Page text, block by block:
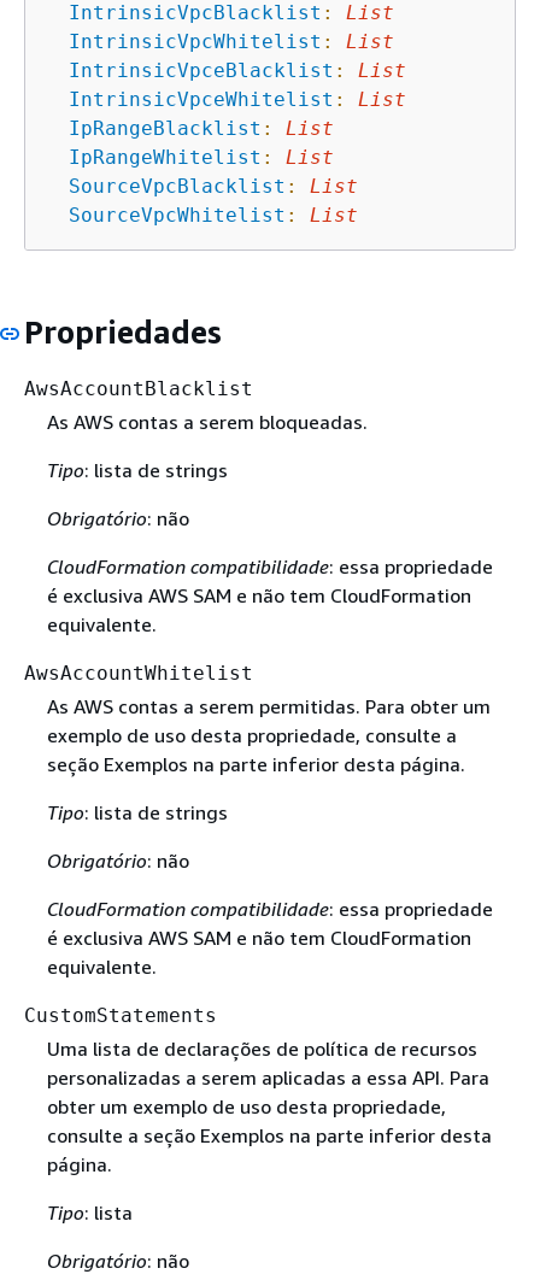
IntrinsicVpcBlacklist :
List
IntrinsicVpcWhitelist :
List
IntrinsicVpceBlacklist :
List
IntrinsicVpceWhitelist :
List
IpRangeBlacklist :
List
IpRangeWhitelist :
List
SourceVpcBlacklist :
List
SourceVpcWhitelist : List
Propriedades
AwsAccountBlacklist
As AWS contas a serem bloqueadas.
Tipo: lista de strings
Obrigatório: não
CloudFormation compatibilidade: essa propriedade
é exclusiva AWS SAM e não tem CloudFormation
equivalente.
AwsAccountWhitelist
As AWS contas a serem permitidas. Para obter um
exemplo de uso desta propriedade, consulte a
seção Exemplos na parte inferior desta página.
Tipo: lista de strings
Obrigatório: não
CloudFormation compatibilidade: essa propriedade
é exclusiva AWS SAM e não tem CloudFormation
equivalente.
CustomStatements
Uma lista de declarações de política de recursos
personalizadas a serem aplicadas a essa API. Para
obter um exemplo de uso desta propriedade,
consulte a seção Exemplos na parte inferior desta
página.
Tipo: lista
Obrigatório: não